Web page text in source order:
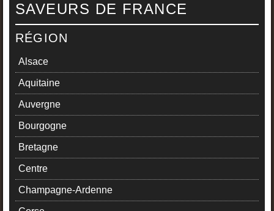
SAVEURS DE FRANCE
RÉGION
Alsace
Aquitaine
Auvergne
Bourgogne
Bretagne
Centre
Champagne-Ardenne